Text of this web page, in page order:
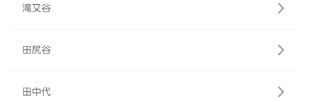
滝又谷
田尻谷
田中代